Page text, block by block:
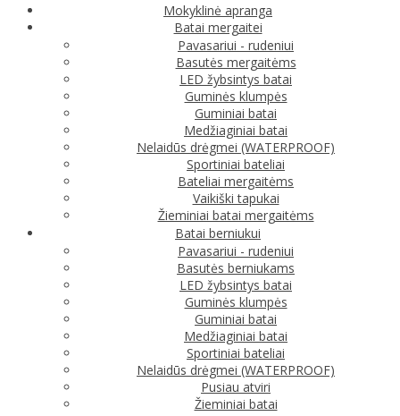
Mokyklinė apranga
Batai mergaitei
Pavasariui - rudeniui
Basutės mergaitėms
LED žybsintys batai
Guminės klumpės
Guminiai batai
Medžiaginiai batai
Nelaidūs drėgmei (WATERPROOF)
Sportiniai bateliai
Bateliai mergaitėms
Vaikiški tapukai
Žieminiai batai mergaitėms
Batai berniukui
Pavasariui - rudeniui
Basutės berniukams
LED žybsintys batai
Guminės klumpės
Guminiai batai
Medžiaginiai batai
Sportiniai bateliai
Nelaidūs drėgmei (WATERPROOF)
Pusiau atviri
Žieminiai batai